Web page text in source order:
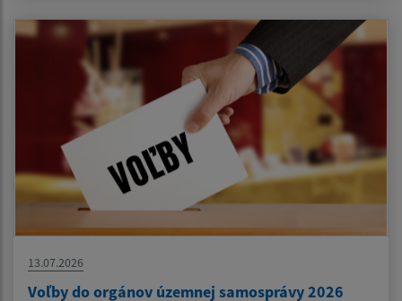
13.07.2026
Voľby do orgánov územnej samosprávy 2026